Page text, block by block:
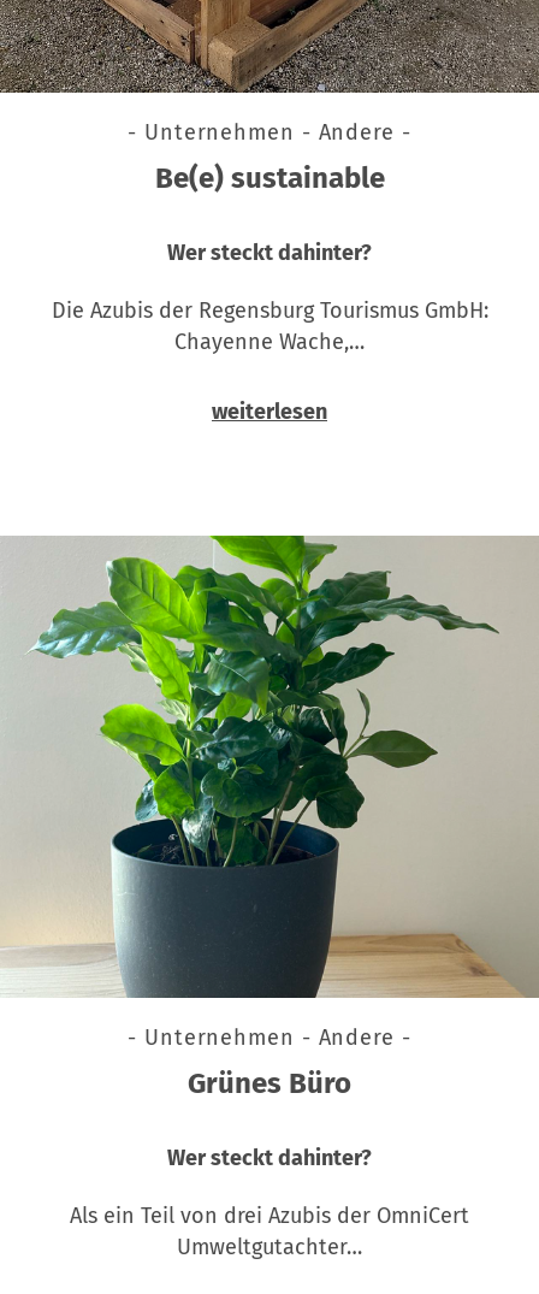
- Unternehmen - Andere -
Be(e) sustainable
Wer steckt dahinter?
Die Azubis der Regensburg Tourismus GmbH:
Chayenne Wache,…
weiterlesen
- Unternehmen - Andere -
Grünes Büro
Wer steckt dahinter?
Als ein Teil von drei Azubis der OmniCert
Umweltgutachter…